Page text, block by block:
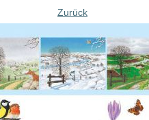
Zurück